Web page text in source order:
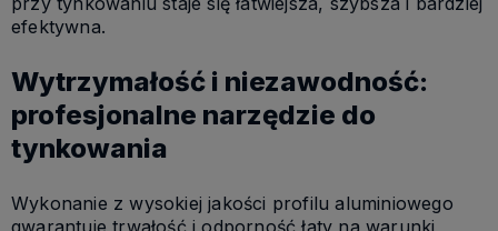
efektywna.
Wytrzymałość i niezawodność:
profesjonalne narzędzie do
tynkowania
Wykonanie z wysokiej jakości profilu aluminiowego